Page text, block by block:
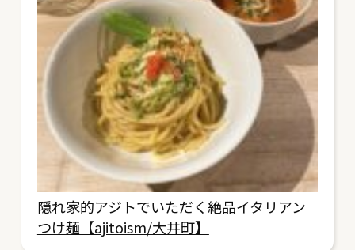
隠れ家的アジトでいただく絶品イタリアン
つけ麺【ajitoism/大井町】